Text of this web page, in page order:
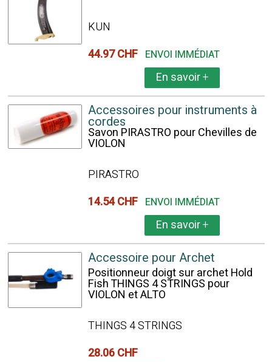
KUN
44.97 CHF ENVOI IMMÉDIAT
En savoir+
Accessoires pour instruments à
cordes
Savon PIRASTRO pour Chevilles de
VIOLON
PIRASTRO
14.54 CHF ENVOI IMMÉDIAT
En savoir+
Accessoire pour Archet
Positionneur doigt sur archet Hold
Fish THINGS 4 STRINGS pour
VIOLON et ALTO
THINGS 4 STRINGS
28.06 CHF